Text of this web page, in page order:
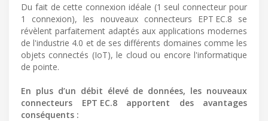
Du fait de cette connexion idéale (1 seul connecteur pour
1 connexion), les nouveaux connecteurs EPT EC.8 se
révèlent parfaitement adaptés aux applications modernes
de l'industrie 4.0 et de ses différents domaines comme les
objets connectés (IoT), le cloud ou encore l'informatique
de pointe.
En plus d’un débit élevé de données, les nouveaux
connecteurs EPT EC.8 apportent des avantages
conséquents :